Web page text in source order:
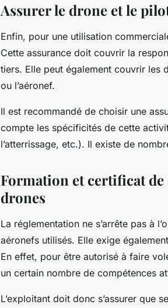
Assurer le drone et le
Enfin, pour une utilisation
Cette assurance doit couvrir la
tiers. Elle peut également couvrir les
ou l’aéronef.
Il est recommandé de choisir une
compte les spécificités de cette
l’atterrissage, etc.). Il existe de
Formation et certificat de
drones
La réglementation ne s’arrête pas à
aéronefs utilisés. Elle exige
En effet, pour être autorisé à faire
un certain nombre de compétences
L’exploitant doit donc s’assurer que